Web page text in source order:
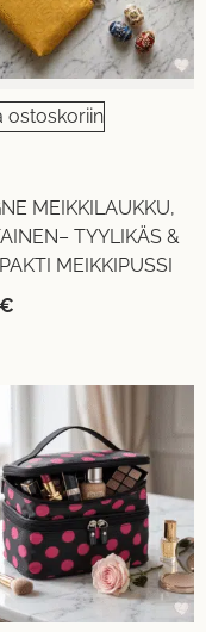
ostoskoriin
MEIKKILAUKKU,
TYYLIKÄS &
MEIKKIPUSSI
€